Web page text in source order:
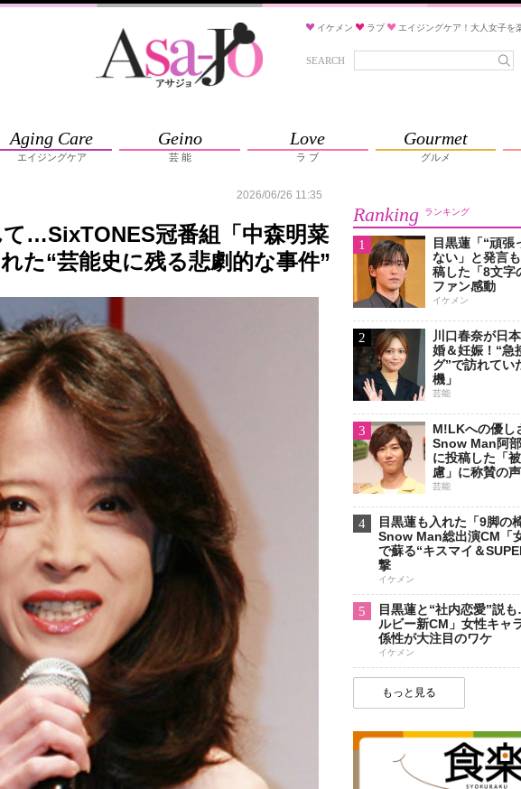
イケメン ラブ エイジングケア！大人女子を
SEARCH
Aging Care
エイジングケア
Geino
芸 能
Love
ラ ブ
Gourmet
グルメ
2026/06/26 11:35
…SixTONES冠番組「中森明菜
た“芸能史に残る悲劇的な事件”
Ranking ランキング
1
目黒蓮「“頑張
ない」と発言
稿した「8文字
ファン感動
イケメン
2
川口春奈が日
婚＆妊娠！“急
グ”で訪れてい
機」
芸能
3
M!LKへの優し
Snow Man阿
に投稿した「
慮」に称賛の声
芸能
4
目黒蓮も入れた「9脚の
Snow Man総出演CM「
で蘇る“キスマイ＆
撃
イケメン
5
目黒蓮と“社内恋愛”説
ルビー新CM」女性キャ
係性が大注目のワケ
イケメン
もっと見る